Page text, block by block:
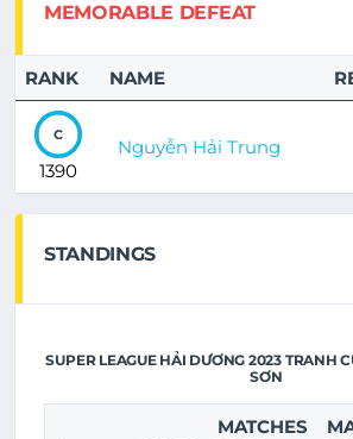
MEMORABLE DEFEAT
RANK NAME
C
1390
Nguyễn Hải Trung
STANDINGS
SUPER LEAGUE HẢI DƯƠNG 2023 TRANH
SƠN
MATCHES